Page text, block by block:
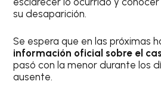
su desaparición.
Se espera que en las próximas
información oficial sobre el
pasó con la menor durante los
ausente.